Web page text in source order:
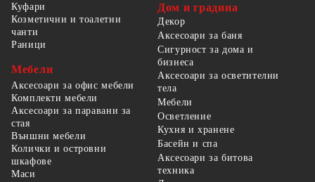
Куфари
Козметични и тоалетни
чанти
Раници
Мебели
Аксесоари за офис мебели
Комплекти мебели
Аксесоари за паравани за
стая
Външни мебели
Колички и островни
шкафове
Маси
Дом и градина
Декор
Аксесоари за баня
Сигурност за дома и
бизнеса
Аксесоари за осветителни
тела
Мебели
Осветление
Кухня и хранене
Басейн и спа
Аксесоари за битова
техника